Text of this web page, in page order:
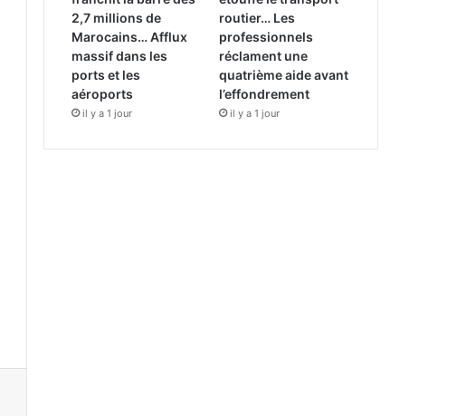
2,7 millions de
Marocains… Afflux
massif dans les
ports et les
aéroports
il y a 1 jour
routier… Les
professionnels
réclament une
quatrième aide avant
l’effondrement
il y a 1 jour